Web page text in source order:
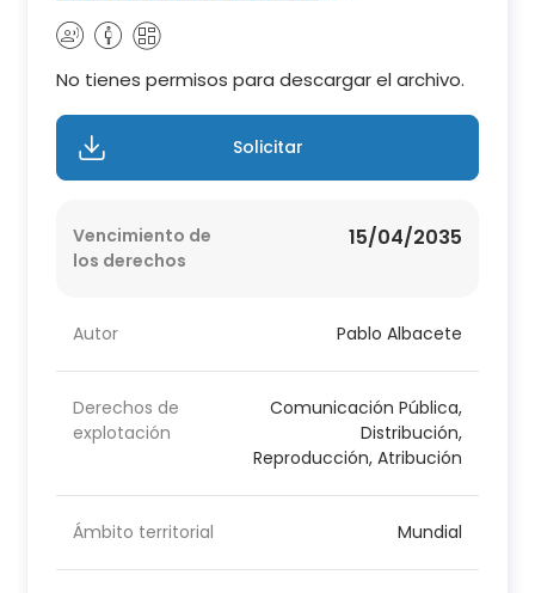
No tienes permisos para descargar el archivo.
Solicitar
Vencimiento de
los derechos
15/04/2035
Autor Pablo Albacete
Derechos de
explotación
Comunicación Pública,
Distribución,
Reproducción, Atribución
Ámbito territorial Mundial